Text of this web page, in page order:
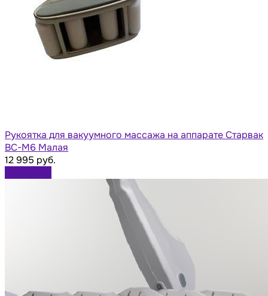
Рукоятка для вакуумного массажа на аппарате Старвак
BC-M6 Малая
12 995 руб.